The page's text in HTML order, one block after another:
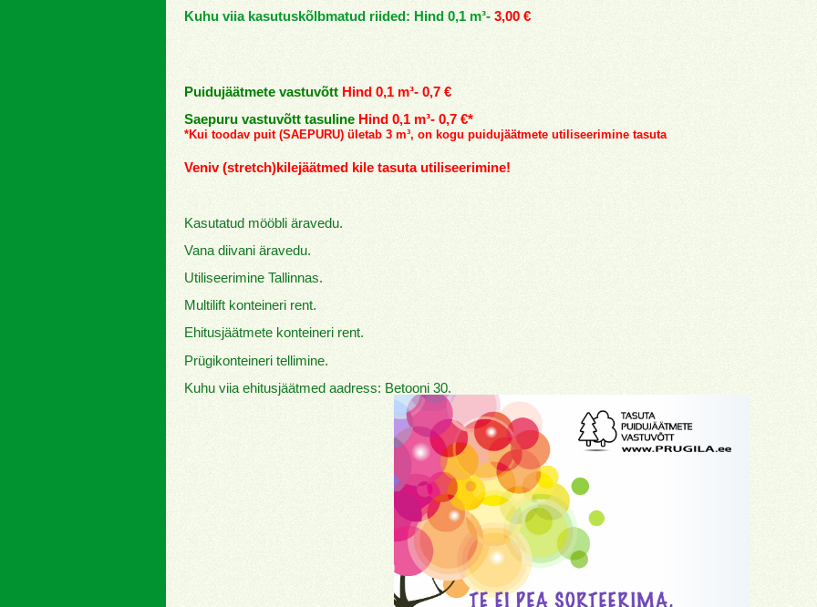
Kuhu viia kasutuskõlbmatud riided: Hind 0,1 m³- 3,00 €
Puidujäätmete vastuvõtt Hind 0,1 m³- 0,7 €
Saepuru vastuvõtt tasuline Hind 0,1 m³- 0,7 €*
*Kui toodav puit (SAEPURU) ületab 3 m³, on kogu puidujäätmete utiliseerimine tasuta
Veniv (stretch)kilejäätmed kile tasuta utiliseerimine!
Kasutatud mööbli äravedu.
Vana diivani äravedu.
Utiliseerimine Tallinnas.
Multilift konteineri rent.
Ehitusjäätmete konteineri rent.
Prügikonteineri tellimine.
Kuhu viia ehitusjäätmed aadress: Betooni 30.